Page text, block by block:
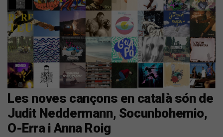
Les noves cançons en català són de
Judit Neddermann, Socunbohemio,
O-Erra i Anna Roig